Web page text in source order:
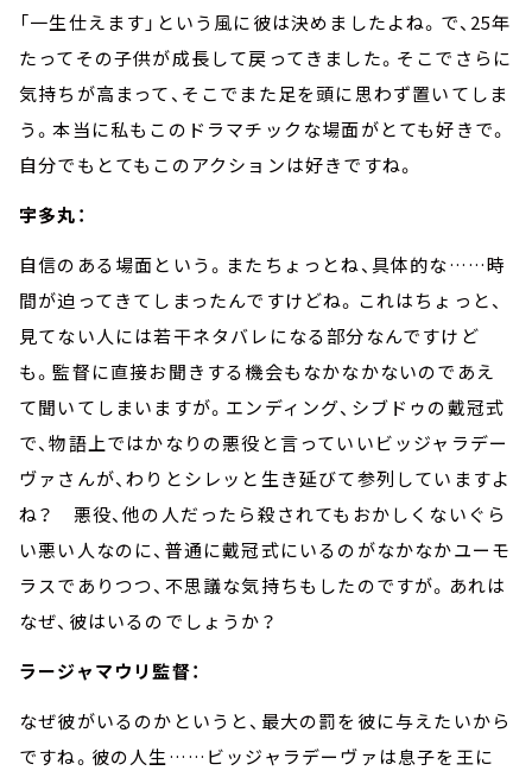
「一生仕えます」という風に彼は決めましたよね。で、 25年
たってその子供が成長して戻ってきました。そこでさらに
気持ちが高まって、そこでまた足を頭に思わず置いてしま
う。本当に私もこのドラマチックな場面がとても好きで。
自分でもとてもこのアクションは好きですね。
宇多丸：
自信のある場面という。またちょっとね、具体的な……時
間が迫ってきてしまったんですけどね。これはちょっと、
見てない人には若干ネタバレになる部分なんですけど
も。監督に直接お聞きする機会もなかなかないのであえ
て聞いてしまいますが。エンディング、シブドゥの戴冠式
で、物語上ではかなりの悪役と言っていいビッジャラデー
ヴァさんが、わりとシレッと生き延びて参列していますよ
ね？ 悪役、他の人だったら殺されてもおかしくないぐら
い悪い人なのに、普通に戴冠式にいるのがなかなかユーモ
ラスでありつつ、不思議な気持ちもしたのですが。あれは
なぜ、彼はいるのでしょうか？
ラージャマウリ監督：
なぜ彼がいるのかというと、最大の罰を彼に与えたいから
ですね。彼の人生…… ビッジャラデーヴァは息子を王に